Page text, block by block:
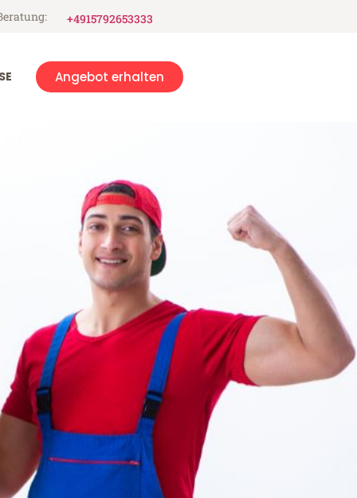
+4915792653333
Angebot erhalten